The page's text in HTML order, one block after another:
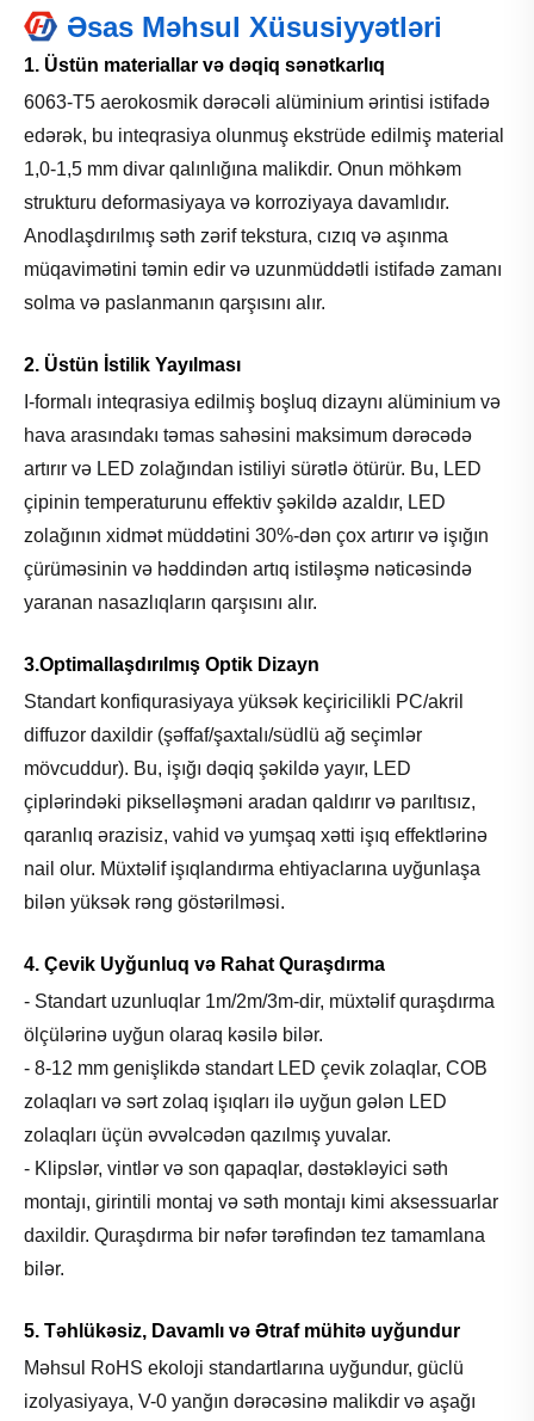
Əsas Məhsul Xüsusiyyətləri
1. Üstün materiallar və dəqiq sənətkarlıq
6063-T5 aerokosmik dərəcəli alüminium ərintisi istifadə
edərək, bu inteqrasiya olunmuş ekstrüde edilmiş material
1,0-1,5 mm divar qalınlığına malikdir. Onun möhkəm
strukturu deformasiyaya və korroziyaya davamlıdır.
Anodlaşdırılmış səth zərif tekstura, cızıq və aşınma
müqavimətini təmin edir və uzunmüddətli istifadə zamanı
solma və paslanmanın qarşısını alır.
2. Üstün İstilik Yayılması
I-formalı inteqrasiya edilmiş boşluq dizaynı alüminium və
hava arasındakı təmas sahəsini maksimum dərəcədə
artırır və LED zolağından istiliyi sürətlə ötürür. Bu, LED
çipinin temperaturunu effektiv şəkildə azaldır, LED
zolağının xidmət müddətini 30%-dən çox artırır və işığın
çürüməsinin və həddindən artıq istiləşmə nəticəsində
yaranan nasazlıqların qarşısını alır.
3.Optimallaşdırılmış Optik Dizayn
Standart konfiqurasiyaya yüksək keçiricilikli PC/akril
diffuzor daxildir (şəffaf/şaxtalı/südlü ağ seçimlər
mövcuddur). Bu, işığı dəqiq şəkildə yayır, LED
çiplərindəki pikselləşməni aradan qaldırır və parıltısız,
qaranlıq ərazisiz, vahid və yumşaq xətti işıq effektlərinə
nail olur. Müxtəlif işıqlandırma ehtiyaclarına uyğunlaşa
bilən yüksək rəng göstərilməsi.
4. Çevik Uyğunluq və Rahat Quraşdırma
- Standart uzunluqlar 1m/2m/3m-dir, müxtəlif quraşdırma
ölçülərinə uyğun olaraq kəsilə bilər.
- 8-12 mm genişlikdə standart LED çevik zolaqlar, COB
zolaqları və sərt zolaq işıqları ilə uyğun gələn LED
zolaqları üçün əvvəlcədən qazılmış yuvalar.
- Klipslər, vintlər və son qapaqlar, dəstəkləyici səth
montajı, girintili montaj və səth montajı kimi aksessuarlar
daxildir. Quraşdırma bir nəfər tərəfindən tez tamamlana
bilər.
5. Təhlükəsiz, Davamlı və Ətraf mühitə uyğundur
Məhsul RoHS ekoloji standartlarına uyğundur, güclü
izolyasiyaya, V-0 yanğın dərəcəsinə malikdir və aşağı